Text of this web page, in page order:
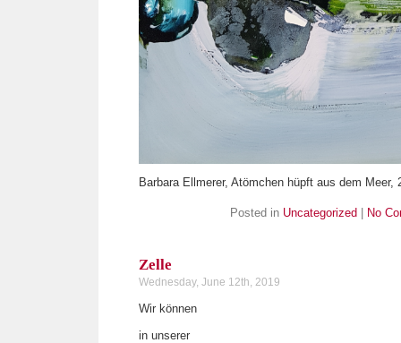
Barbara Ellmerer, Atömchen hüpft aus dem Meer,
Posted in Uncategorized No
Zelle
Wednesday, June 12th, 2019
Wir können
in unserer